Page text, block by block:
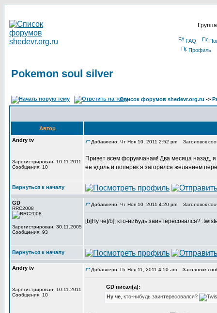
FAQ
Профиль
Pokemon soul silver
Список форумов shedevr.org.ru ->
Автор
Andry tv
Зарегистрирован: 10.11.2011
Сообщения: 10
Добавлено: Чт Ноя 10, 2011 2:52 pm Заголовок
Привет всем форумчанам! Два месяца назад,
ее вдоль и поперек я загорелся желанием
Вернуться к началу
GD
RRC2008
Зарегистрирован: 30.11.2005
Сообщения: 93
Добавлено: Чт Ноя 10, 2011 4:20 pm Заголовок
[b]Ну че[/b], кто-нибудь заинтересовался?
Вернуться к началу
Andry tv
Зарегистрирован: 10.11.2011
Сообщения: 10
Добавлено: Пт Ноя 11, 2011 4:50 am Заголовок
GD писал(а):
Ну че , кто-нибудь заинтересовался?